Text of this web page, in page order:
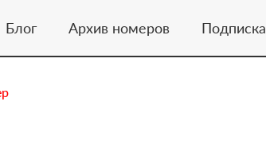
Блог Архив номеров Подписка